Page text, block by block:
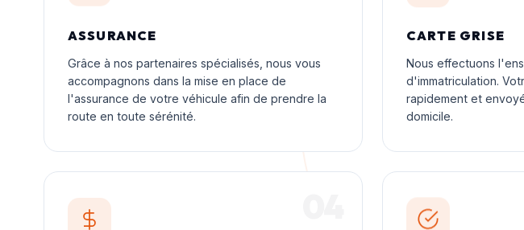
ASSURANCE
Grâce à nos partenaires spécialisés, nous vous
accompagnons dans la mise en place de
l'assurance de votre véhicule afin de prendre la
route en toute sérénité.
CARTE GRISE
Nous effectuons
d'immatriculation.
rapidement et
domicile.